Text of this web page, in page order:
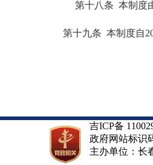
第十八条 本制度由
第十九条 本制度自